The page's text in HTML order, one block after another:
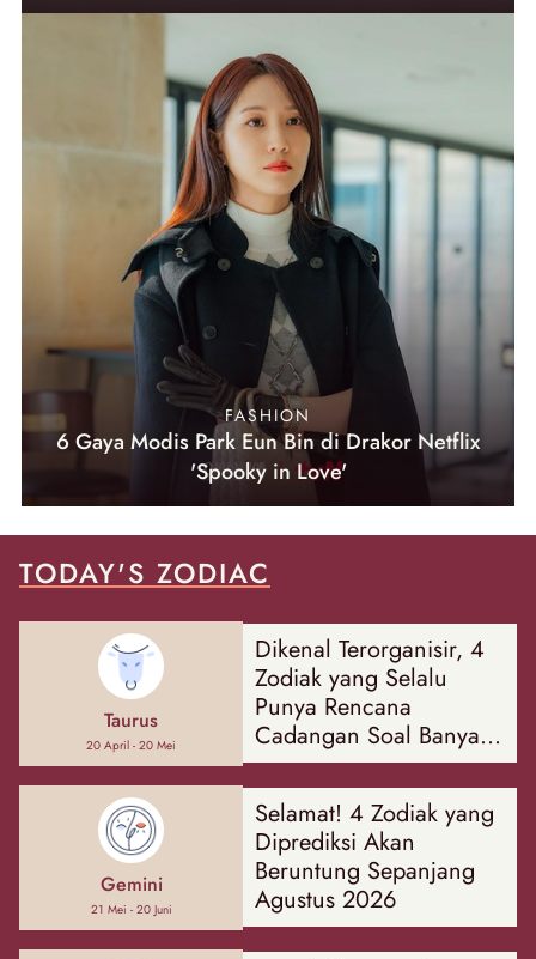
FASHION
6 Gaya Modis Park Eun Bin di Drakor Netflix
'Spooky in Love'
TODAY'S ZODIAC
Taurus
20 April - 20 Mei
Dikenal Terorganisir, 4
Zodiak yang Selalu
Punya Rencana
Cadangan Soal Banyak
Hal
Gemini
21 Mei - 20 Juni
Selamat! 4 Zodiak yang
Diprediksi Akan
Beruntung Sepanjang
Agustus 2026